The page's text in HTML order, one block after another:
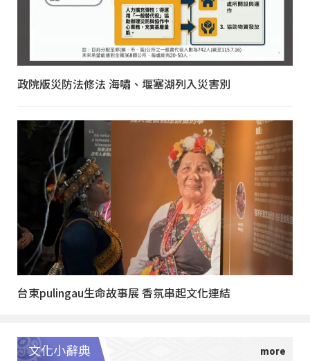
政院版災防法修法 海嘯、堰塞湖列入災害別
台東pulingau生命故事展 香氛串起文化連結
文化小辭典